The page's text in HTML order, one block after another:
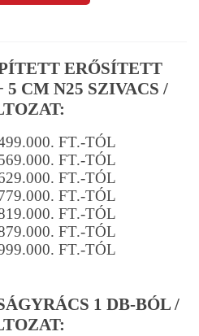
ERŐSÍTETT
CM N25 SZIVACS /
FT.-TÓL
FT.-TÓL
FT.-TÓL
FT.-TÓL
FT.-TÓL
FT.-TÓL
FT.-TÓL
1 DB-BÓL /